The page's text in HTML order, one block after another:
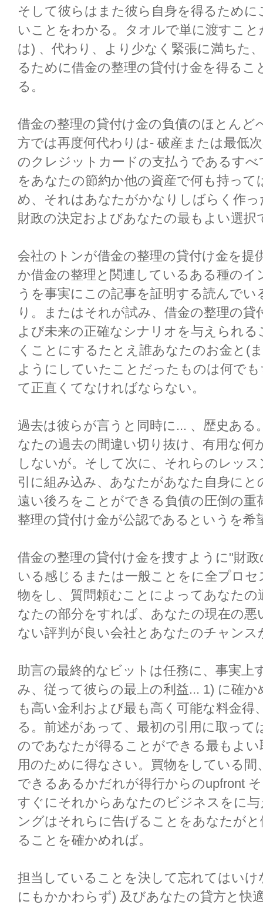
そして彼らはまた彼ら自身を得るため
いことをわかる。タオルで単に渡すこ
は) 、代わり、より少なく緊張に満ちた
るために借金の整理の貸付け金を得る
る。
借金の整理の貸付け金の負債のほとん
方では再度何代わりは- 破産または最低
のクレジットカードの支払うであるす
をあなたの節約か他の資産で何も持っ
め、それはあなたがかなりしばらく作
財政の決定およびあなたの最もよい選
会社のトンが借金の整理の貸付け金を
か借金の整理と関連しているある種の
うを事実にこの記事を証明する読んで
り。またはそれが試み、借金の整理の
よび未来の正確なシナリオを与えられ
くことにするたとえ誰あなたのお金と(
ようにしていたことだったものは何で
て正直くてなければならない。
過去は彼らが言うと同時に... 、歴史ある
なたの過去の間違い切り抜け、有用な
しないが。そして次に、それらのレッ
引に組み込み、あなたがあなた自身に
遠い後ろをことができる負債の圧倒の
整理の貸付け金が公認であるというを希
借金の整理の貸付け金を捜すように"財
いる感じるまたは一般ことをに全プロ
物をし、質問頼むことによってあなた
なたの部分をすれば、あなたの現在の
ない評判が良い会社とあなたのチャン
助言の最終的なビットは任務に、事実上
み、従って彼らの最上の利益... 1) に確
も高い金利および最も高く可能な料金
る。前述があって、最初の引用に取っ
のであなたが得ることができる最もよ
用のために得なさい。買物をしている
できるあるかだれが得行からのupfront
すぐにそれからあなたのビジネスをに
ングはそれらに告げることをあなたが
ることを確かめれば。
担当していることを決して忘れてはい
にもかかわらず) 及びあなたの貸方と快